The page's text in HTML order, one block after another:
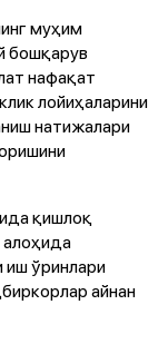
муҳим
бошқарув
нафақат
лойиҳаларини
натижалари
қишлоқ
алоҳида
иш ўринлари
айнан